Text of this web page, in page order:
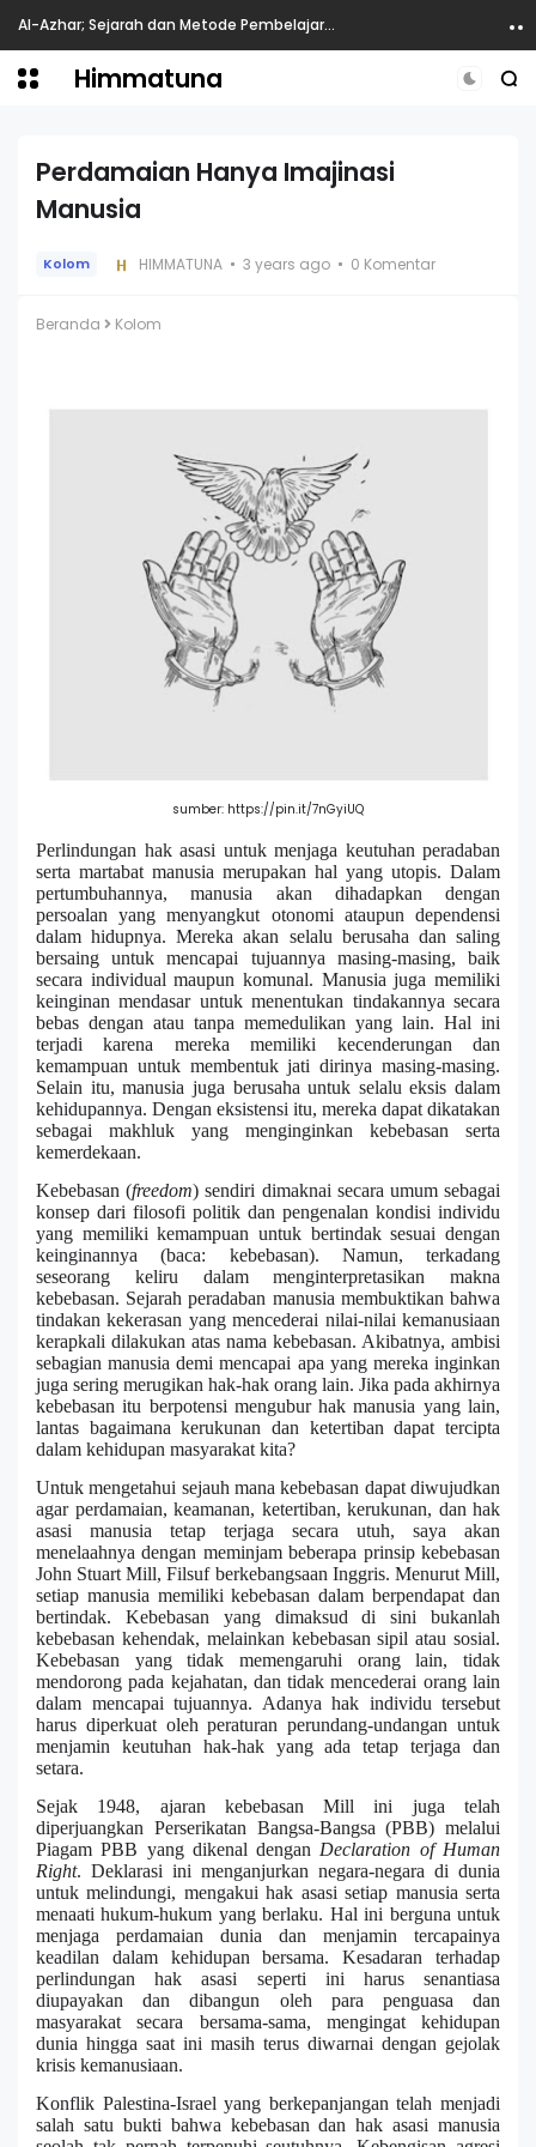
Al-Azhar; Sejarah dan Metode Pembelajaran
Himmatuna
Perdamaian Hanya Imajinasi
Manusia
Kolom HIMMATUNA 3 years ago 0 Komentar
Beranda Kolom
sumber: https://pin.it/7nGyiUQ
Perlindungan hak asasi untuk menjaga keutuhan peradaban
serta martabat manusia merupakan hal yang utopis. Dalam
pertumbuhannya, manusia akan dihadapkan dengan
persoalan yang menyangkut otonomi ataupun dependensi
dalam hidupnya. Mereka akan selalu berusaha dan saling
bersaing untuk mencapai tujuannya masing-masing, baik
secara individual maupun komunal. Manusia juga memiliki
keinginan mendasar untuk menentukan tindakannya secara
bebas dengan atau tanpa memedulikan yang lain. Hal ini
terjadi karena mereka memiliki kecenderungan dan
kemampuan untuk membentuk jati dirinya masing-masing.
Selain itu, manusia juga berusaha untuk selalu eksis dalam
kehidupannya. Dengan eksistensi itu, mereka dapat dikatakan
sebagai makhluk yang menginginkan kebebasan serta
kemerdekaan.
Kebebasan (freedom) sendiri dimaknai secara umum sebagai
konsep dari filosofi politik dan pengenalan kondisi individu
yang memiliki kemampuan untuk bertindak sesuai dengan
keinginannya (baca: kebebasan). Namun, terkadang
seseorang keliru dalam menginterpretasikan makna
kebebasan. Sejarah peradaban manusia membuktikan bahwa
tindakan kekerasan yang mencederai nilai-nilai kemanusiaan
kerapkali dilakukan atas nama kebebasan. Akibatnya, ambisi
sebagian manusia demi mencapai apa yang mereka inginkan
juga sering merugikan hak-hak orang lain. Jika pada akhirnya
kebebasan itu berpotensi mengubur hak manusia yang lain,
lantas bagaimana kerukunan dan ketertiban dapat tercipta
dalam kehidupan masyarakat kita?
Untuk mengetahui sejauh mana kebebasan dapat diwujudkan
agar perdamaian, keamanan, ketertiban, kerukunan, dan hak
asasi manusia tetap terjaga secara utuh, saya akan
menelaahnya dengan meminjam beberapa prinsip kebebasan
John Stuart Mill, Filsuf berkebangsaan Inggris. Menurut Mill,
setiap manusia memiliki kebebasan dalam berpendapat dan
bertindak. Kebebasan yang dimaksud di sini bukanlah
kebebasan kehendak, melainkan kebebasan sipil atau sosial.
Kebebasan yang tidak memengaruhi orang lain, tidak
mendorong pada kejahatan, dan tidak mencederai orang lain
dalam mencapai tujuannya. Adanya hak individu tersebut
harus diperkuat oleh peraturan perundang-undangan untuk
menjamin keutuhan hak-hak yang ada tetap terjaga dan
setara.
Sejak 1948, ajaran kebebasan Mill ini juga telah
diperjuangkan Perserikatan Bangsa-Bangsa (PBB) melalui
Piagam PBB yang dikenal dengan Declaration of Human
Right. Deklarasi ini menganjurkan negara-negara di dunia
untuk melindungi, mengakui hak asasi setiap manusia serta
menaati hukum-hukum yang berlaku. Hal ini berguna untuk
menjaga perdamaian dunia dan menjamin tercapainya
keadilan dalam kehidupan bersama. Kesadaran terhadap
perlindungan hak asasi seperti ini harus senantiasa
diupayakan dan dibangun oleh para penguasa dan
masyarakat secara bersama-sama, mengingat kehidupan
dunia hingga saat ini masih terus diwarnai dengan gejolak
krisis kemanusiaan.
Konflik Palestina-Israel yang berkepanjangan telah menjadi
salah satu bukti bahwa kebebasan dan hak asasi manusia